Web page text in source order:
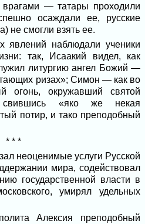
— татары проходили
осаждали ее, русские
не смогли взять ее.
явлений наблюдали ученики
так, Исаакий видел, как
литургию ангел Божий —
ризах»; Симон — как во
огонь, окружавший святой
свившись «яко же некая
потир, и тако преподобный
* * *
неоценимые услуги Русской
мира, содействовал
государственной власти в
умирял удельных
Алексия преподобный